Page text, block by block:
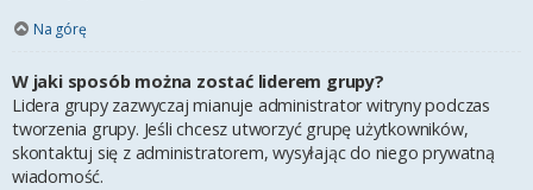
Na górę
W jaki sposób można zostać liderem grupy?
Lidera grupy zazwyczaj mianuje administrator witryny podczas
tworzenia grupy. Jeśli chcesz utworzyć grupę użytkowników,
skontaktuj się z administratorem, wysyłając do niego prywatną
wiadomość.